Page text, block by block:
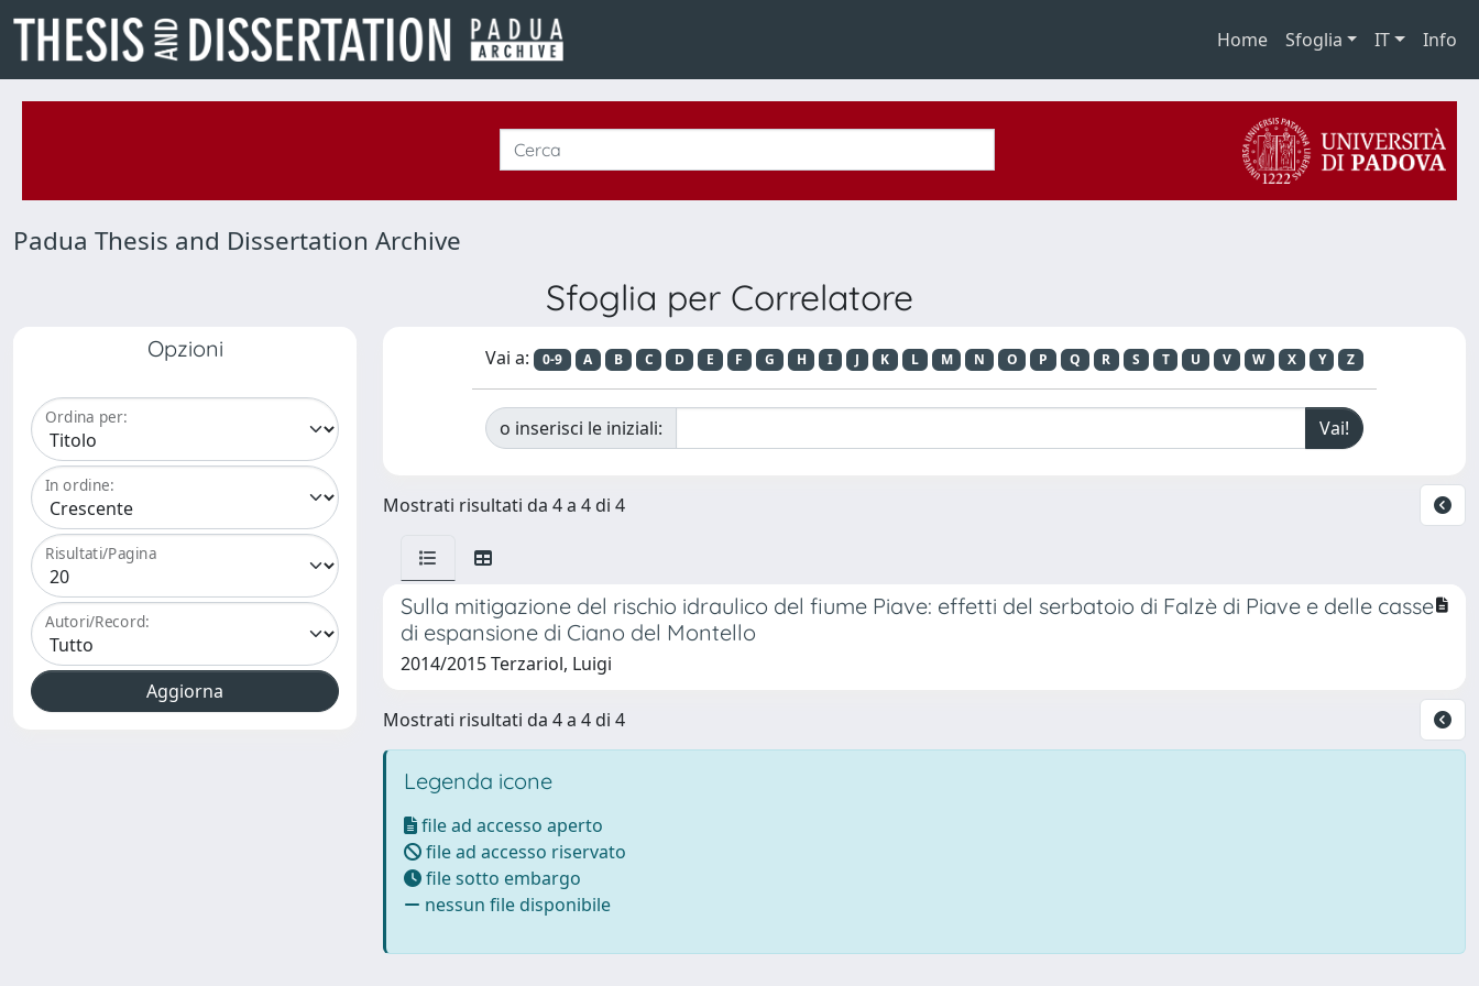
Home Sfoglia IT Info
Padua Thesis and Dissertation Archive
Sfoglia per Correlatore
Opzioni
Ordina per:
In ordine:
Risultati/Pagina
Autori/Record:
Vai a: 0-9 A B C D E F G H I J K L M N O P Q R S T U V W X Y Z
o inserisci le iniziali:
Mostrati risultati da 4 a 4 di 4
Sulla mitigazione del rischio idraulico del fiume Piave: effetti del serbatoio di Falzè di Piave e delle casse
di espansione di Ciano del Montello
2014/2015 Terzariol, Luigi
Mostrati risultati da 4 a 4 di 4
Legenda icone
file ad accesso aperto
file ad accesso riservato
file sotto embargo
nessun file disponibile